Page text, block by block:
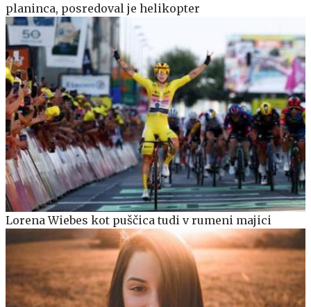
planinca, posredoval je helikopter
Lorena Wiebes kot puščica tudi v rumeni majici